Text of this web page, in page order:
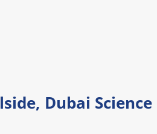
Dubai